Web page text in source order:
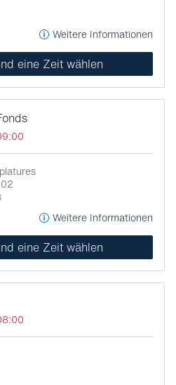
Weitere Informationen
eine Zeit wählen
Weitere Informationen
eine Zeit wählen